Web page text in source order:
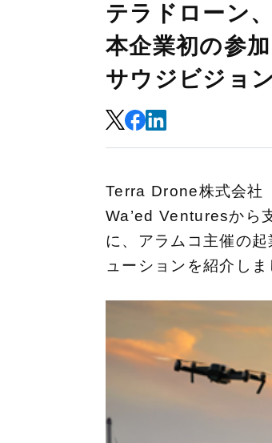
テラドローン
本企業初の参加
サウジビジョ
Terra Drone株式会社
Wa’ed Venturesから
に、アラムコ主催の
ューションを紹介しま